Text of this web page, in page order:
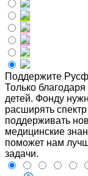
Поддержите
Только
детей. Фонду
расширять
поддерживать
медицинские
поможет нам
задачи.